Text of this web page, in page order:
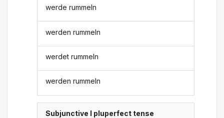
werde rummeln
werden rummeln
werdet rummeln
werden rummeln
Subjunctive I pluperfect tense